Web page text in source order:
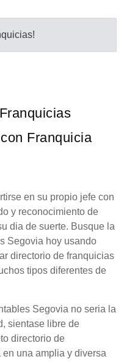
Franquicia
en su propio jefe con
y reconocimiento de
dia de suerte. Busque la
Segovia hoy usando
directorio de franquicias
tipos diferentes de
Segovia no seria la
sientase libre de
directorio de
una amplia y diversa